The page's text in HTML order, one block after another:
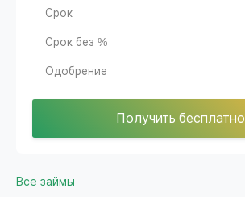
Срок
Срок без %
Одобрение
Получить бесплатно
Все займы